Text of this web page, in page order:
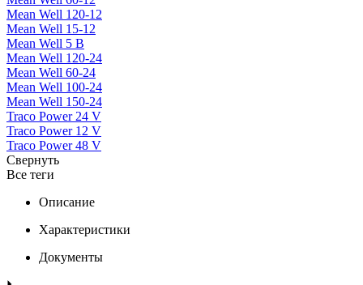
Mean Well 120-12
Mean Well 15-12
Mean Well 5 В
Mean Well 120-24
Mean Well 60-24
Mean Well 100-24
Mean Well 150-24
Traco Power 24 V
Traco Power 12 V
Traco Power 48 V
Свернуть
Все теги
Описание
Характеристики
Документы